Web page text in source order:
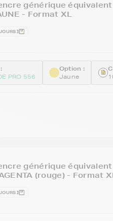
générique équivalent
- Format XL
PRO 556
Option :
Jaune
générique équivalent
(rouge) - Format